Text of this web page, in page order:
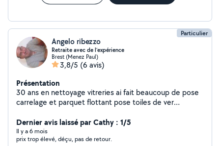
Particulier
Angelo ribezzo
Retraite avec de l’expérience
Brest (Menez Paul)
3,8/5 (6 avis)
Présentation
30 ans en nettoyage vitreries ai fait beaucoup de pose
carrelage et parquet flottant pose toiles de ver
Dernier avis laissé par Cathy : 1/5
Il y a 6 mois
prix trop élevé, déçu, pas de retour.